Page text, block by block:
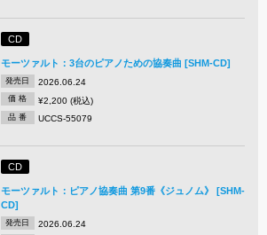
CD
モーツァルト：3台のピアノための協奏曲 [SHM-CD]
発売日 2026.06.24
価 格 ¥2,200 (税込)
品 番 UCCS-55079
CD
モーツァルト：ピアノ協奏曲 第9番《ジュノム》 [SHM-
CD]
発売日 2026.06.24